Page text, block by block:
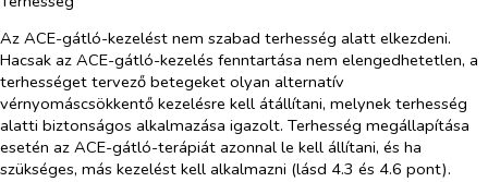
Az ACE-gátló-kezelést nem szabad terhesség alatt elkezdeni.
Hacsak az ACE-gátló-kezelés fenntartása nem elengedhetetlen, a
terhességet tervező betegeket olyan alternatív
vérnyomáscsökkentő kezelésre kell átállítani, melynek terhesség
alatti biztonságos alkalmazása igazolt. Terhesség megállapítása
esetén az ACE-gátló-terápiát azonnal le kell állítani, és ha
szükséges, más kezelést kell alkalmazni (lásd 4.3 és 4.6 pont).